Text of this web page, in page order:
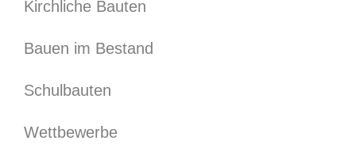
Kirchliche Bauten
Bauen im Bestand
Schulbauten
Wettbewerbe